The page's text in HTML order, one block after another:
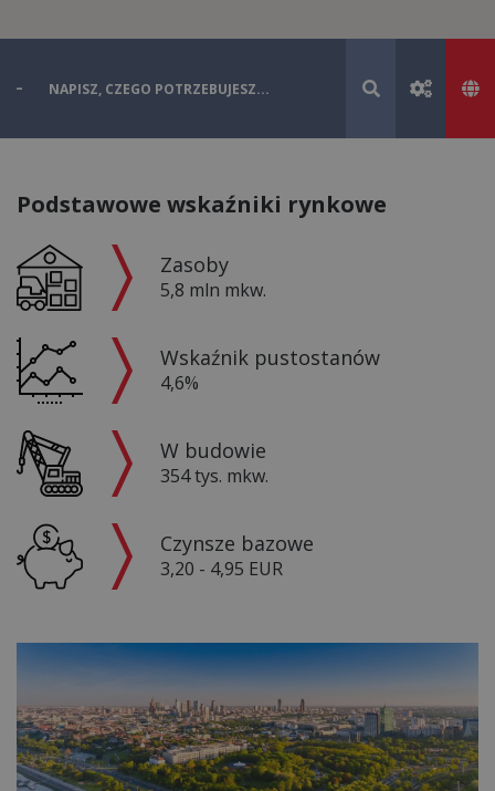
Podstawowe wskaźniki rynkowe
Zasoby
5,8 mln mkw.
Wskaźnik pustostanów
4,6%
W budowie
354 tys. mkw.
Czynsze bazowe
3,20 - 4,95 EUR